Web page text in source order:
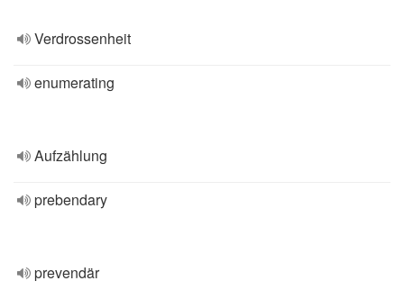
Verdrossenheit
enumerating
Aufzählung
prebendary
prevendär